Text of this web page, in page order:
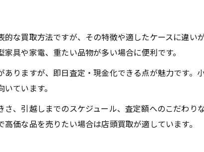
な買取方法ですが、その特徴や適したケースに違い
具や家電、重たい品物が多い場合に便利です。
りますが、即日査定・現金化できる点が魅力です。
ています。
、引越しまでのスケジュール、査定額へのこだわり
価な品を売りたい場合は店頭買取が適しています。